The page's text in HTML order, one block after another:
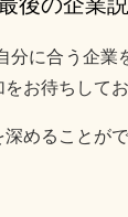
に合う企
お待ちしてお
めることが